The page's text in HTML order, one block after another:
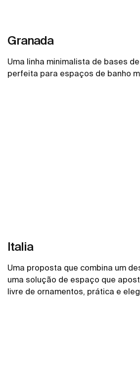
Granada
Uma linha minimalista de bases
perfeita para espaços de banho
Italia
Uma proposta que combina um
uma solução de espaço que
livre de ornamentos, prática e